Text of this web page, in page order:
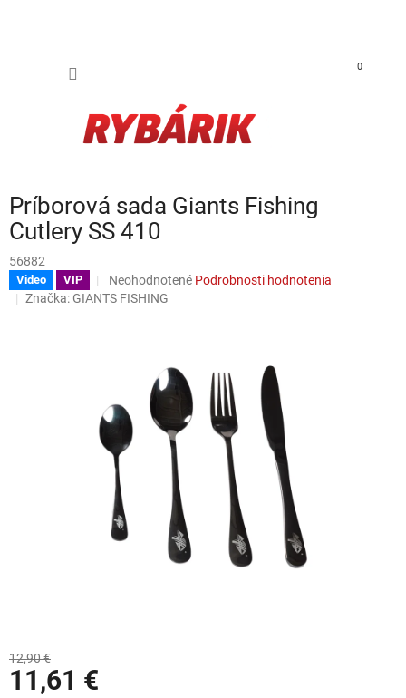
0
Príborová sada Giants Fishing
Cutlery SS 410
56882
Video VIP Priemerné hodnotenie produktu je 0,0 z 5 hviezdičiek.
Neohodnotené Podrobnosti hodnotenia
Značka: GIANTS FISHING
12,90 €
11,61 €